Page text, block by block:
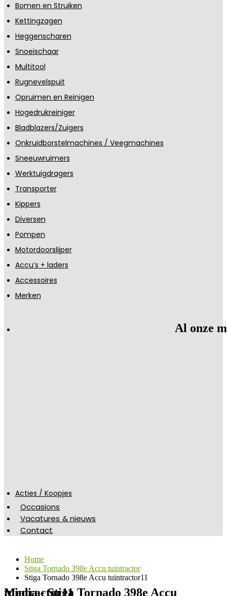
Bomen en Struiken
Kettingzagen
Heggenscharen
Snoeischaar
Multitool
Rugnevelspuit
Opruimen en Reinigen
Hogedrukreiniger
Bladblazers/Zuigers
Onkruidborstelmachines / Veegmachines
Sneeuwruimers
Werktuigdragers
Transporter
Kippers
Diversen
Pompen
Motordoorslijper
Accu’s + laders
Accessoires
Merken
Al onze
Acties / Koopjes
Occasions
Vacatures & nieuws
Contact
Home
Stiga Tornado 398e Accu tuintractor
Stiga Tornado 398e Accu tuintractor11
Media - Stiga Tornado 398e Accu tuintractor11